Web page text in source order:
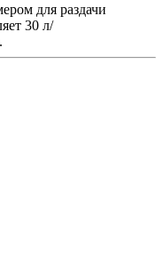
для раздачи
30 л/